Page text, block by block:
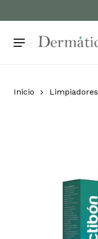
to
content
Menu
Cart
Inicio Limpiadores